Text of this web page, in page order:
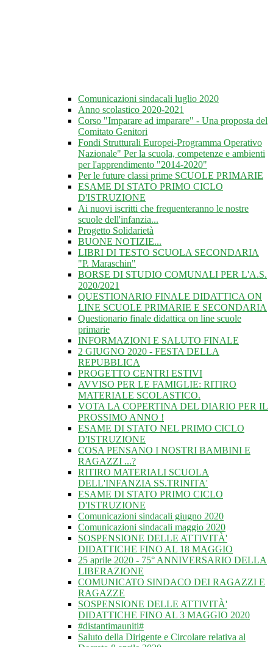
Comunicazioni sindacali luglio 2020
Anno scolastico 2020-2021
Corso "Imparare ad imparare" - Una proposta del
Comitato Genitori
Fondi Strutturali Europei-Programma Operativo
Nazionale" Per la scuola, competenze e ambienti
per l'apprendimento "2014-2020"
Per le future classi prime SCUOLE PRIMARIE
ESAME DI STATO PRIMO CICLO
D'ISTRUZIONE
Ai nuovi iscritti che frequenteranno le nostre
scuole dell'infanzia...
Progetto Solidarietà
BUONE NOTIZIE...
LIBRI DI TESTO SCUOLA SECONDARIA
"P. Maraschin"
BORSE DI STUDIO COMUNALI PER L'A.S.
2020/2021
QUESTIONARIO FINALE DIDATTICA ON
LINE SCUOLE PRIMARIE E SECONDARIA
Questionario finale didattica on line scuole
primarie
INFORMAZIONI E SALUTO FINALE
2 GIUGNO 2020 - FESTA DELLA
REPUBBLICA
PROGETTO CENTRI ESTIVI
AVVISO PER LE FAMIGLIE: RITIRO
MATERIALE SCOLASTICO.
VOTA LA COPERTINA DEL DIARIO PER IL
PROSSIMO ANNO !
ESAME DI STATO NEL PRIMO CICLO
D'ISTRUZIONE
COSA PENSANO I NOSTRI BAMBINI E
RAGAZZI ...?
RITIRO MATERIALI SCUOLA
DELL'INFANZIA SS.TRINITA'
ESAME DI STATO PRIMO CICLO
D'ISTRUZIONE
Comunicazioni sindacali giugno 2020
Comunicazioni sindacali maggio 2020
SOSPENSIONE DELLE ATTIVITÀ'
DIDATTICHE FINO AL 18 MAGGIO
25 aprile 2020 - 75° ANNIVERSARIO DELLA
LIBERAZIONE
COMUNICATO SINDACO DEI RAGAZZI E
RAGAZZE
SOSPENSIONE DELLE ATTIVITÀ'
DIDATTICHE FINO AL 3 MAGGIO 2020
#distantimauniti#
Saluto della Dirigente e Circolare relativa al